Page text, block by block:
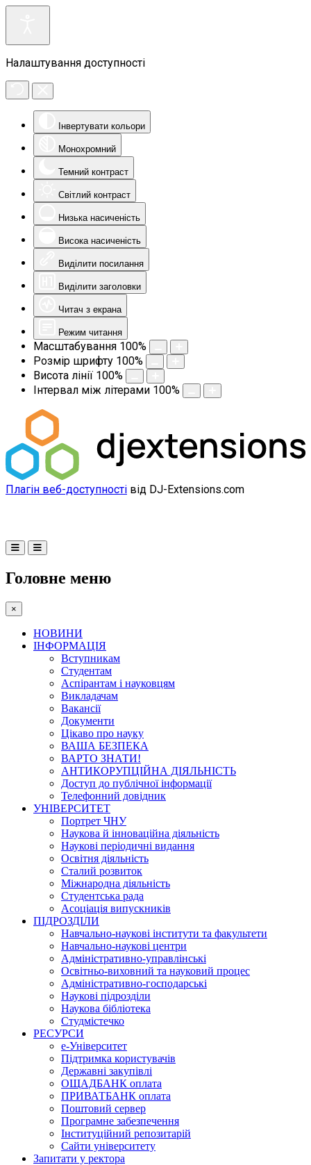
Налаштування доступності
Інвертувати кольори
Монохромний
Темний контраст
Світлий контраст
Низька насиченість
Висока насиченість
Виділити посилання
Виділити заголовки
Читач з екрана
Режим читання
Масштабування 100%
Розмір шрифту 100%
Висота лінії 100%
Інтервал між літерами 100%
Плагін веб-доступності від DJ-Extensions.com
Головне меню
×
НОВИНИ
ІНФОРМАЦІЯ
Вступникам
Студентам
Аспірантам і науковцям
Викладачам
Вакансії
Документи
Цікаво про науку
ВАША БЕЗПЕКА
ВАРТО ЗНАТИ!
АНТИКОРУПЦІЙНА ДІЯЛЬНІСТЬ
Доступ до публічної інформації
Телефонний довідник
УНІВЕРСИТЕТ
Портрет ЧНУ
Наукова й інноваційна діяльність
Наукові періодичні видання
Освітня діяльність
Сталий розвиток
Міжнародна діяльність
Студентська рада
Асоціація випускників
ПІДРОЗДІЛИ
Навчально-наукові інститути та факультети
Навчально-наукові центри
Адміністративно-управлінські
Освітньо-виховний та науковий процес
Адміністративно-господарські
Наукові підрозділи
Наукова бібліотека
Студмістечко
РЕСУРСИ
е-Університет
Підтримка користувачів
Державні закупівлі
ОЩАДБАНК оплата
ПРИВАТБАНК оплата
Поштовий сервер
Програмне забезпечення
Інституційний репозитарій
Сайти університету
Запитати у ректора